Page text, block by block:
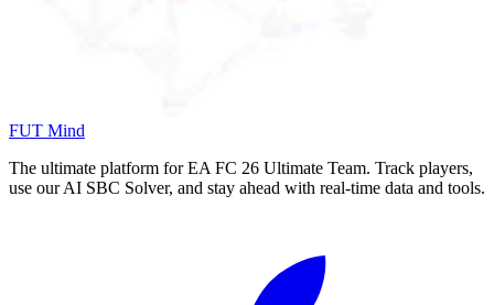
FUT Mind
The ultimate platform for EA FC 26 Ultimate Team. Track players,
use our AI SBC Solver, and stay ahead with real-time data and tools.